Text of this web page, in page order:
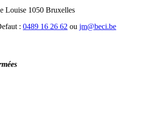
Louise 1050 Bruxelles
: 0489 16 26 62 ou jm@beci.be